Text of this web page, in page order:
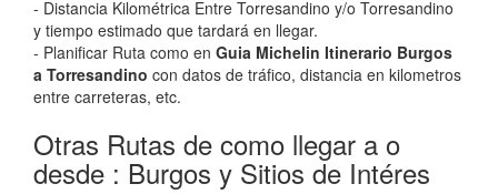
- Distancia Kilométrica Entre Torresandino y/o Torresandino
y tiempo estimado que tardará en llegar.
- Planificar Ruta como en Guia Michelin Itinerario Burgos
a Torresandino con datos de tráfico, distancia en kilometros
entre carreteras, etc.
Otras Rutas de como llegar a o
desde : Burgos y Sitios de Intéres